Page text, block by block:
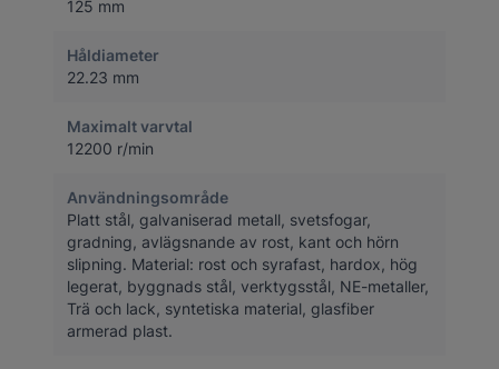
125 mm
Håldiameter
22.23 mm
Maximalt varvtal
12200 r/min
Användningsområde
Platt stål, galvaniserad metall, svetsfogar,
gradning, avlägsnande av rost, kant och hörn
slipning. Material: rost och syrafast, hardox, hög
legerat, byggnads stål, verktygsstål, NE-metaller,
Trä och lack, syntetiska material, glasfiber
armerad plast.